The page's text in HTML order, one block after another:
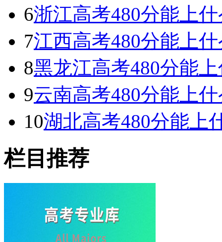
6浙江高考480分能上
7江西高考480分能上
8黑龙江高考480分能
9云南高考480分能上
10湖北高考480分能上
栏目推荐